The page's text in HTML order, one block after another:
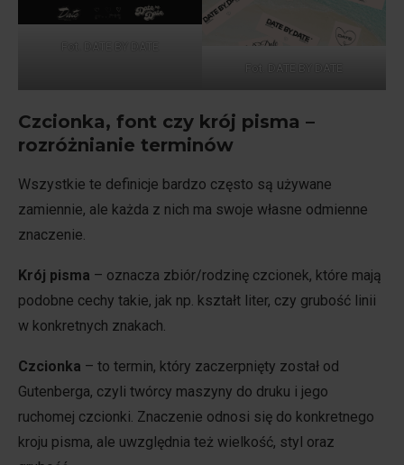
Fot. DATE BY DATE
Fot. DATE BY DATE
Czcionka, font czy krój pisma –
rozróżnianie terminów
Wszystkie te definicje bardzo często są używane
zamiennie, ale każda z nich ma swoje własne odmienne
znaczenie.
Krój pisma – oznacza zbiór/rodzinę czcionek, które mają
podobne cechy takie, jak np. kształt liter, czy grubość linii
w konkretnych znakach.
Czcionka – to termin, który zaczerpnięty został od
Gutenberga, czyli twórcy maszyny do druku i jego
ruchomej czcionki. Znaczenie odnosi się do konkretnego
kroju pisma, ale uwzględnia też wielkość, styl oraz